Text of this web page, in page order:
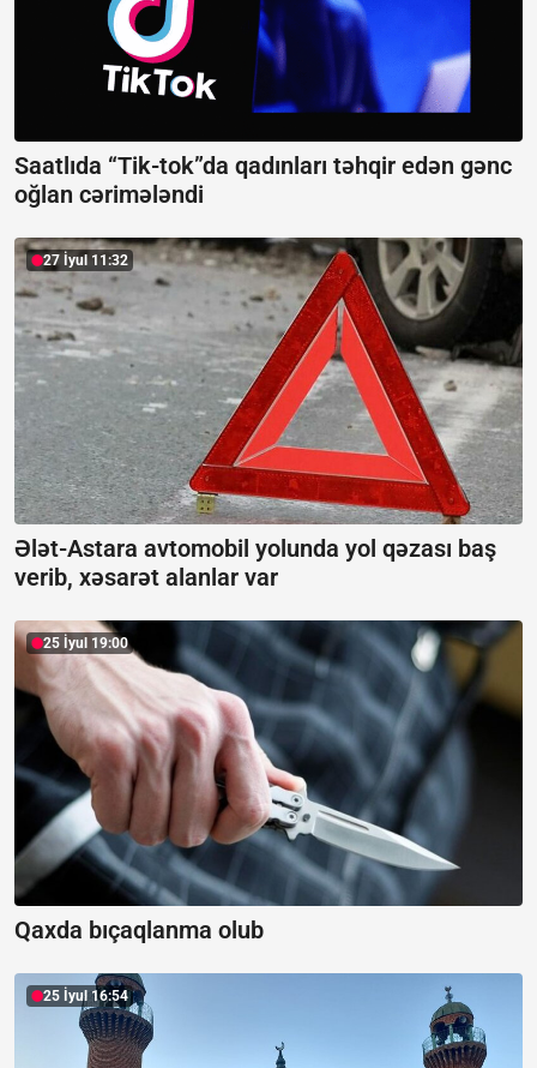
Saatlıda “Tik-tok”da qadınları təhqir edən gənc
oğlan cərimələndi
27 İyul 11:32
Ələt-Astara avtomobil yolunda yol qəzası baş
verib, xəsarət alanlar var
25 İyul 19:00
Qaxda bıçaqlanma olub
25 İyul 16:54